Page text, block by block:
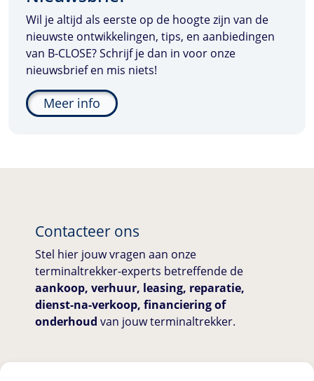
Wil je altijd als eerste op de hoogte zijn van de
nieuwste ontwikkelingen, tips, en aanbiedingen
van B-CLOSE? Schrijf je dan in voor onze
nieuwsbrief en mis niets!
Meer info
Contacteer ons
Stel hier jouw vragen aan onze
terminaltrekker-experts betreffende de
aankoop, verhuur, leasing, reparatie,
dienst-na-verkoop, financiering of
onderhoud van jouw terminaltrekker.